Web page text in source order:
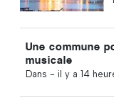
Une commune
musicale
Dans - il y a 14